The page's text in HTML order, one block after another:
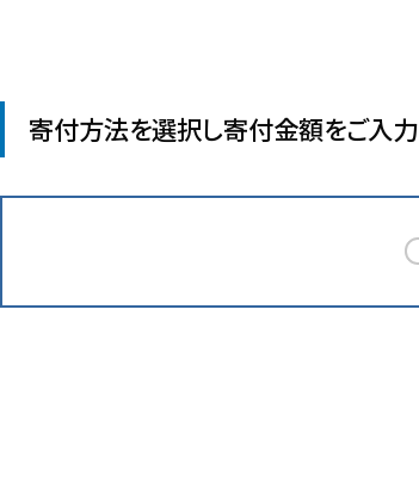
寄付方法を選択し寄付金額をご入力